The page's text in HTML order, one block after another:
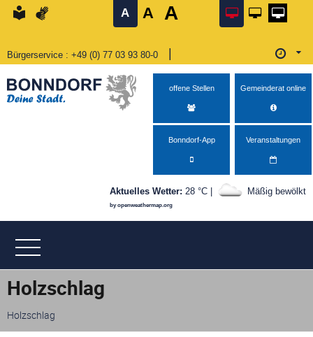
Bedienhilfe öffnen
Suche starten
Menü öffnen
zum Inhalt
zurück zum Seitenanfang
zu den Kontaktinformationen
zurück zur Startseite
Bürgerservice Telefon
: +49 (0) 77 03 93 80-0
Öffnungszeiten Montag von 08:00–12:00 Uhr und
A A A
offene Stellen Gemeinderat online
Bonndorf-App Veranstaltungen
by openweathermap.org
Aktuelles Wetter: 28 °C | Mäßig bewölkt
Holzschlag
Holzschlag